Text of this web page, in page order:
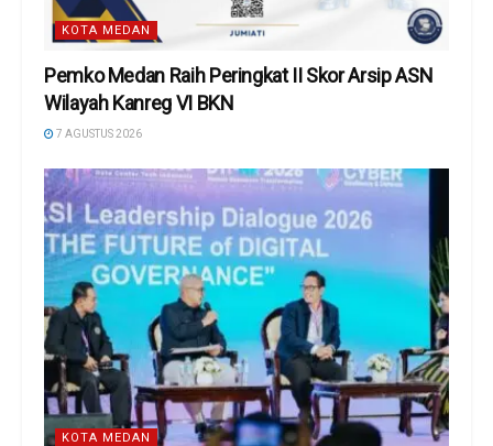
KOTA MEDAN
Pemko Medan Raih Peringkat II Skor Arsip ASN
Wilayah Kanreg VI BKN
7 AGUSTUS 2026
KOTA MEDAN